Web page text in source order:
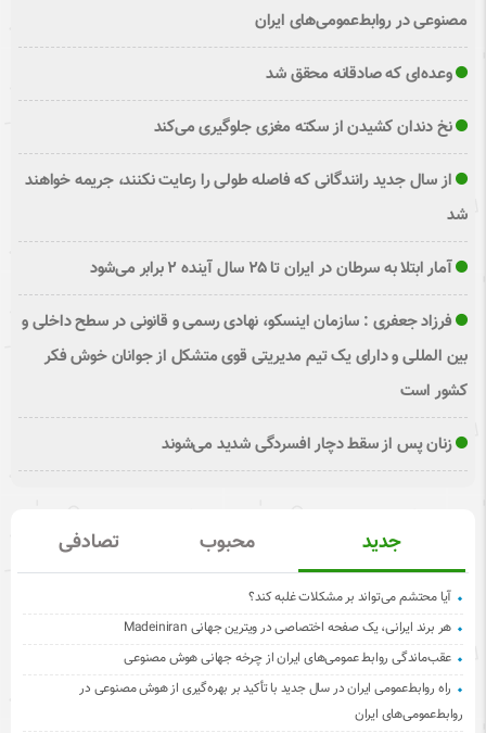
مصنوعی در روابط‌عمومی‌های ایران
وعده‌ای که صادقانه محقق شد
نخ دندان کشیدن از سکته مغزی جلوگیری می‌کند
از سال جدید رانندگانی که فاصله طولی را رعایت نکنند، جریمه خواهند
شد
آمار ابتلا به سرطان در ایران تا ۲۵ سال آینده ۲ برابر می‌شود
فرزاد جعفری : سازمان اینسکو، نهادی رسمی و قانونی در سطح داخلی و
بین المللی و دارای یک تیم مدیریتی قوی متشکل از جوانان خوش فکر
کشور است
زنان پس از سقط دچار افسردگی شدید می‌شوند
جدید محبوب تصادفی
آیا محتشم می‌تواند بر مشکلات غلبه کند؟
هر برند ایرانی، یک صفحه اختصاصی در ویترین جهانی Madeiniran
عقب‌ماندگی روابط عمومی‌های ایران از چرخه جهانی هوش مصنوعی
راه روابط‌عمومی ایران در سال جدید با تأکید بر بهره‌گیری از هوش مصنوعی در
روابط‌عمومی‌های ایران